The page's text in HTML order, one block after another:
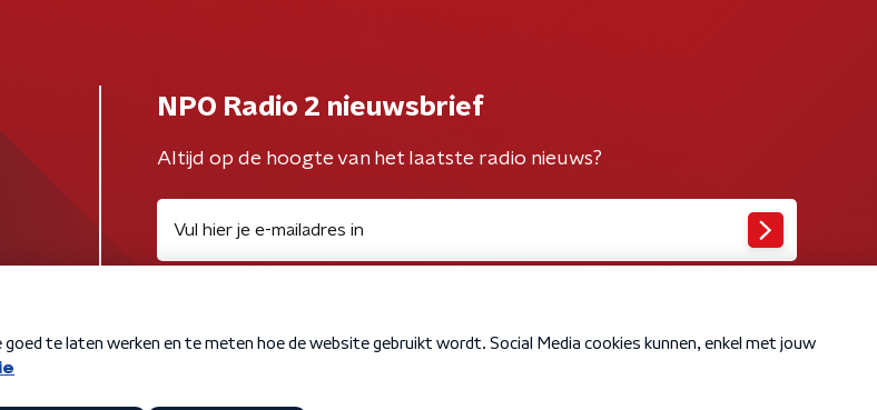
NPO Radio 2 nieuwsbrief
Altijd op de hoogte van het laatste radio nieuws?